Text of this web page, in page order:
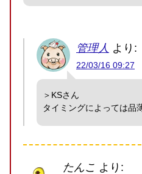
管理人 より:
22/03/16 09:27
＞KSさん
タイミングによっては品
たんこ より: